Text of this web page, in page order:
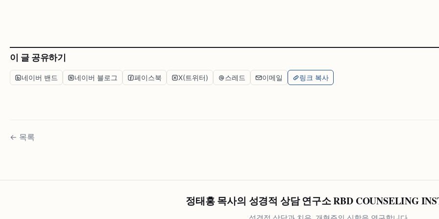
이 글 공유하기
네이버 밴드 네이버 블로그 페이스북 X(트위터) 스레드 이메일 링크 복사
← 목록
정태홍 목사의 성경적 상담 연구소 RBD COUNSELING